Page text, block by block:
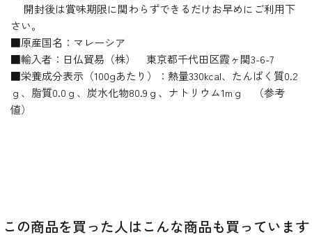
開封後は賞味期限に関わらずできるだけお早めにご利用下
さい。
■原産国名：マレーシア
■輸入者：日仏貿易（株） 東京都千代田区霞ヶ関3-6-7
■栄養成分表示（100gあたり）：熱量330kcal、たんぱく質0.2
ｇ、脂質0.0ｇ、炭水化物80.9ｇ、ナトリウム1mｇ （参考
値）
この商品を買った人はこんな商品も買っています